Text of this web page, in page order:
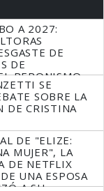
A 2027:
DE
DE
PERONISMO
SE
SOBRE LA
DE CRISTINA
DE "ELIZE:
MUJER", LA
DE NETFLIX
UNA ESPOSA
A SU